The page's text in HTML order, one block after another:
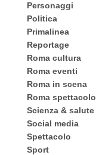
Personaggi
Politica
Primalinea
Reportage
Roma cultura
Roma eventi
Roma in scena
Roma spettacolo
Scienza & salute
Social media
Spettacolo
Sport